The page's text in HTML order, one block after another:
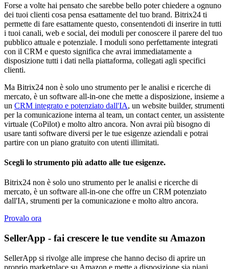
Forse a volte hai pensato che sarebbe bello poter chiedere a ognuno
dei tuoi clienti cosa pensa esattamente del tuo brand. Bitrix24 ti
permette di fare esattamente questo, consentendoti di inserire in tutti
i tuoi canali, web e social, dei moduli per conoscere il parere del tuo
pubblico attuale e potenziale. I moduli sono perfettamente integrati
con il CRM e questo significa che avrai immediatamente a
disposizione tutti i dati nella piattaforma, collegati agli specifici
clienti.
Ma Bitrix24 non è solo uno strumento per le analisi e ricerche di
mercato, è un software all-in-one che mette a disposizione, insieme a
un CRM integrato e potenziato dall'IA, un website builder, strumenti
per la comunicazione interna al team, un contact center, un assistente
virtuale (CoPilot) e molto altro ancora. Non avrai più bisogno di
usare tanti software diversi per le tue esigenze aziendali e potrai
partire con un piano gratuito con utenti illimitati.
Scegli lo strumento più adatto alle tue esigenze.
Bitrix24 non è solo uno strumento per le analisi e ricerche di
mercato, è un software all-in-one che offre un CRM potenziato
dall'IA, strumenti per la comunicazione e molto altro ancora.
Provalo ora
SellerApp - fai crescere le tue vendite su Amazon
SellerApp si rivolge alle imprese che hanno deciso di aprire un
proprio marketplace su Amazon e mette a disposizione sia piani